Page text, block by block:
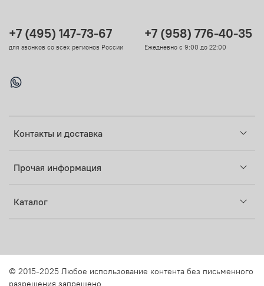
Контакты и доставка
Прочая информация
Каталог
+7 (495) 147-73-67
для звонков со всех регионов России
+7 (958) 776-40-35
Ежедневно с 9:00 до 22:00
© 2015-2025 Любое использование контента без письменного
разрешения запрещено